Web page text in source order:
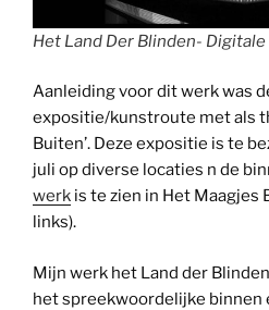
Het Land Der Blinden-
Aanleiding voor dit werk was
expositie/kunstroute met als
Buiten’. Deze expositie is te
juli op diverse locaties n de
werk is te zien in Het Maagjes
links).
Mijn werk het Land der
het spreekwoordelijke binnen